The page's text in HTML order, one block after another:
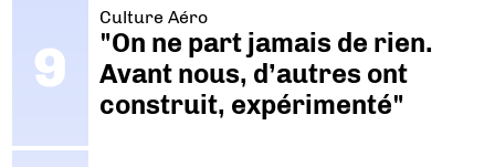
Culture Aéro
"On ne part jamais de rien.
Avant nous, d’autres ont
construit, expérimenté"